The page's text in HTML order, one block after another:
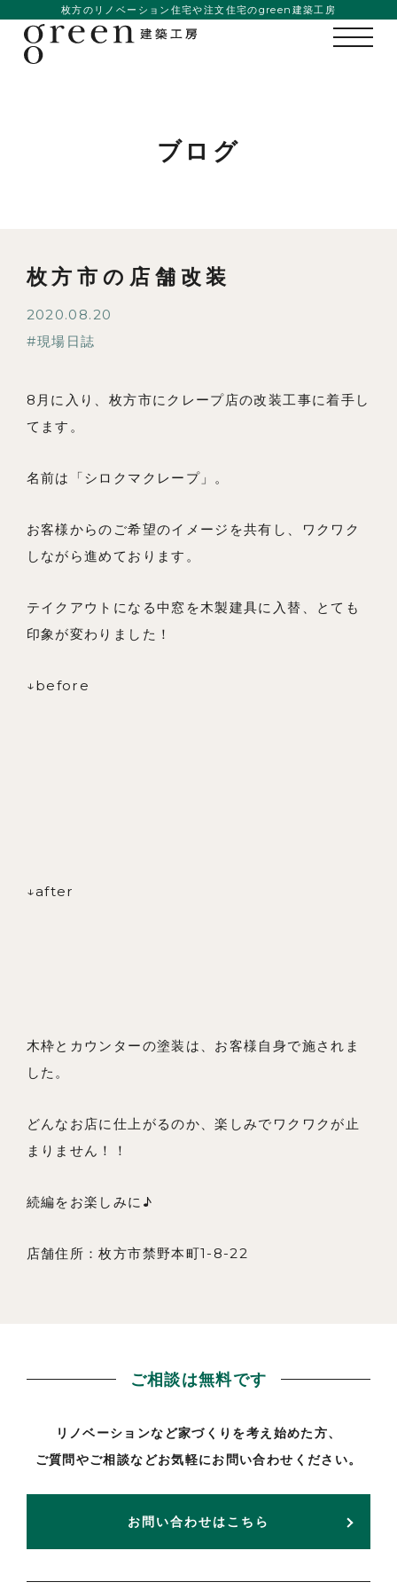
会社概要
お問い合わせ
枚方のリノベーション住宅や注文住宅のgreen建築工房
ブログ
枚方市の店舗改装
2020.08.20
現場日誌
8月に入り、枚方市にクレープ店の改装工事に着手し
てます。
名前は「シロクマクレープ」。
お客様からのご希望のイメージを共有し、ワクワク
しながら進めております。
テイクアウトになる中窓を木製建具に入替、とても
印象が変わりました！
↓before
↓after
木枠とカウンターの塗装は、お客様自身で施されま
した。
どんなお店に仕上がるのか、楽しみでワクワクが止
まりません！！
続編をお楽しみに♪
店舗住所：枚方市禁野本町1-8-22
ご相談は無料です
リノベーションなど家づくりを考え始めた方、
ご質問やご相談などお気軽にお問い合わせください。
お問い合わせはこちら